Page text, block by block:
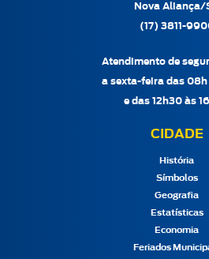
Nova Aliança/
(17) 3811-
Atendimento de
a sexta-feira das 08h
e das 12h30 às
CIDADE
História
Símbolos
Geografia
Estatísticas
Economia
Feriados